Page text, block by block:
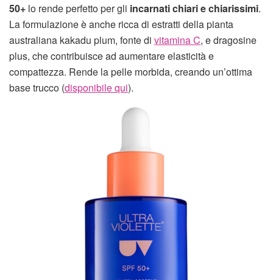
50+ lo rende perfetto per gli incarnati chiari e chiarissimi.
La formulazione è anche ricca di estratti della pianta
australiana kakadu plum, fonte di vitamina C, e dragosine
plus, che contribuisce ad aumentare elasticità e
compattezza. Rende la pelle morbida, creando un’ottima
base trucco (disponibile qui).